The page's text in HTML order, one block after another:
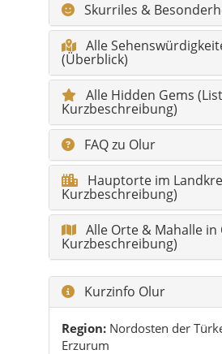
Alle Hidden Gems
Kurzbeschreibung)
FAQ zu Olur
Hauptorte im
Kurzbeschreibung)
Alle Orte & Mahalle in
Kurzbeschreibung)
Kurzinfo Olur
Region:Nordosten der
Erzurum
Landschaft:Bergland,
Mahalle
Einwohner:ca. 6.200 im
Charakter:ruhig, ländlich,
Dorfleben